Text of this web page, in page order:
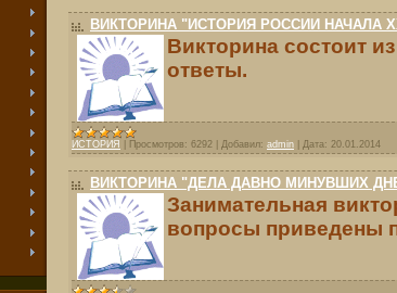
ВИКТОРИНА "ИСТОРИЯ РОССИИ НАЧАЛА
Викторина состоит
ответы.
ИСТОРИЯ Просмотров: 6292 Добавил: admin Дата: 20.01.2014
ВИКТОРИНА "ДЕЛА ДАВНО МИНУВШИХ
Занимательная
вопросы приведены